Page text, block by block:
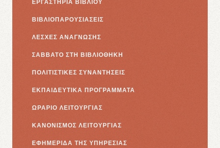
ΕΡΓΑΣΤΗΡΙΑ ΒΙΒΛΙΟΥ
ΒΙΒΛΙΟΠΑΡΟΥΣΙΑΣΕΙΣ
ΛΕΣΧΕΣ ΑΝΑΓΝΩΣΗΣ
ΣΑΒΒΑΤΟ ΣΤΗ ΒΙΒΛΙΟΘΗΚΗ
ΠΟΛΙΤΙΣΤΙΚΕΣ ΣΥΝΑΝΤΗΣΕΙΣ
ΕΚΠΑΙΔΕΥΤΙΚΑ ΠΡΟΓΡΑΜΜΑΤΑ
ΩΡΑΡΙΟ ΛΕΙΤΟΥΡΓΙΑΣ
ΚΑΝΟΝΙΣΜΟΣ ΛΕΙΤΟΥΡΓΙΑΣ
ΕΦΗΜΕΡΙΔΑ ΤΗΣ ΥΠΗΡΕΣΙΑΣ